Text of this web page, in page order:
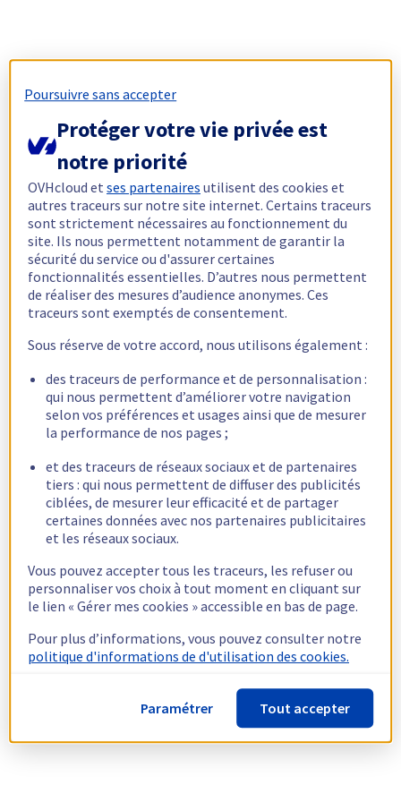
Poursuivre sans accepter
Protéger votre vie privée est
notre priorité
OVHcloud etses partenaires utilisent des cookies et
autres traceurs sur notre site internet. Certains traceurs
sont strictement nécessaires au fonctionnement du
site. Ils nous permettent notamment de garantir la
sécurité du service ou d'assurer certaines
fonctionnalités essentielles. D’autres nous permettent
de réaliser des mesures d’audience anonymes. Ces
traceurs sont exemptés de consentement.
Sous réserve de votre accord, nous utilisons également :
des traceurs de performance et de personnalisation :
qui nous permettent d’améliorer votre navigation
selon vos préférences et usages ainsi que de mesurer
la performance de nos pages ;
et des traceurs de réseaux sociaux et de partenaires
tiers : qui nous permettent de diffuser des publicités
ciblées, de mesurer leur efficacité et de partager
certaines données avec nos partenaires publicitaires
et les réseaux sociaux.
Vous pouvez accepter tous les traceurs, les refuser ou
personnaliser vos choix à tout moment en cliquant sur
le lien « Gérer mes cookies » accessible en bas de page.
Pour plus d’informations, vous pouvez consulter notre
politique d'informations de d'utilisation des cookies.
Paramétrer Tout accepter